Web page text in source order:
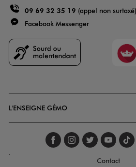
09 69 32 35 19 (appel non surtaxé)
Facebook Messenger
Faciliti
L'ENSEIGNE GÉMO
Suivez-
Suivez-
.
Contact